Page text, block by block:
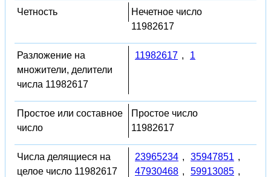
Четность
Нечетное число
11982617
Разложение на
множители, делители
числа 11982617
11982617 , 1
Простое или составное
число
Простое число
11982617
Числа делящиеся на
целое число 11982617
23965234 , 35947851 ,
47930468 , 59913085 ,